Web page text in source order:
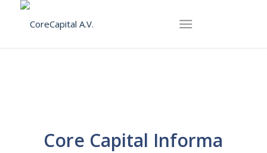
Core Capital Informa